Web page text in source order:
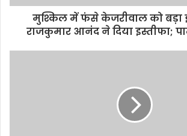
मुश्किल में फंसे केजरीवाल को बड़ा
राजकुमार आनंद ने दिया इस्तीफा;